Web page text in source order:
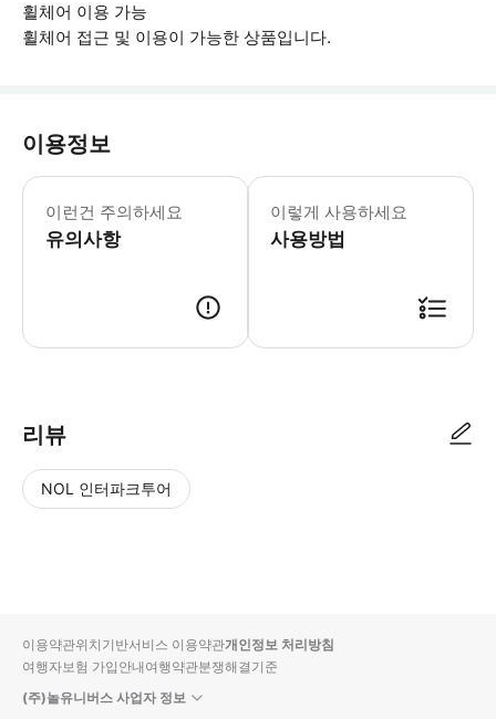
휠체어 이용 가능
휠체어 접근 및 이용이 가능한 상품입니다.
이용정보
이런건 주의하세요
유의사항
▶ 꼭 알아두세요 가이드 투어는 영어
이렇게 사용하세요
사용방법
리뷰
NOL 인터파크투어
입니
다.
순
상
이용약관위치기반서비스 이용약관개인정보 처리방침
여행자보험 가입안내여행약관분쟁해결기준
(주)놀유니버스 사업자 정보